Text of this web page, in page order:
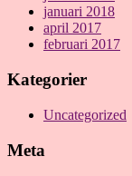
januari 2018
april 2017
februari 2017
Kategorier
Uncategorized
Meta